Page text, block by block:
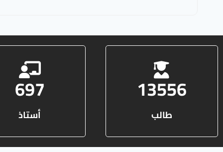
24938
طالب
1283
أستاذ